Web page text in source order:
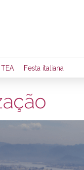
para receber toda
região.
Quero receber
TEA Festa italiana